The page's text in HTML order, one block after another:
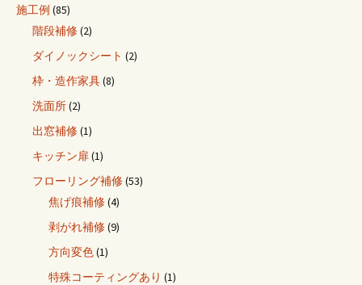
施工例 (85)
階段補修(2)
ダイノックシート (2)
枠・造作家具(8)
洗面所(2)
出窓補修(1)
キッチン扉(1)
フローリング補修(53)
焦げ痕補修(4)
剥がれ補修(9)
方向変色(1)
特殊コーティングあり (1)